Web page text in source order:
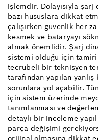
işlemdir. Dolayısıyla
bazı hususlara dikkat
çalışırken güvenlik her
kesmek ve bataryayı
almak önemlidir. Şarj
sistemi olduğu için tamiri
tecrübeli bir teknisyen
tarafından yapılan
sorunlara yol açabilir.
için sistem üzerinde
tanımlanması ve
detaylı bir inceleme
parça değişimi